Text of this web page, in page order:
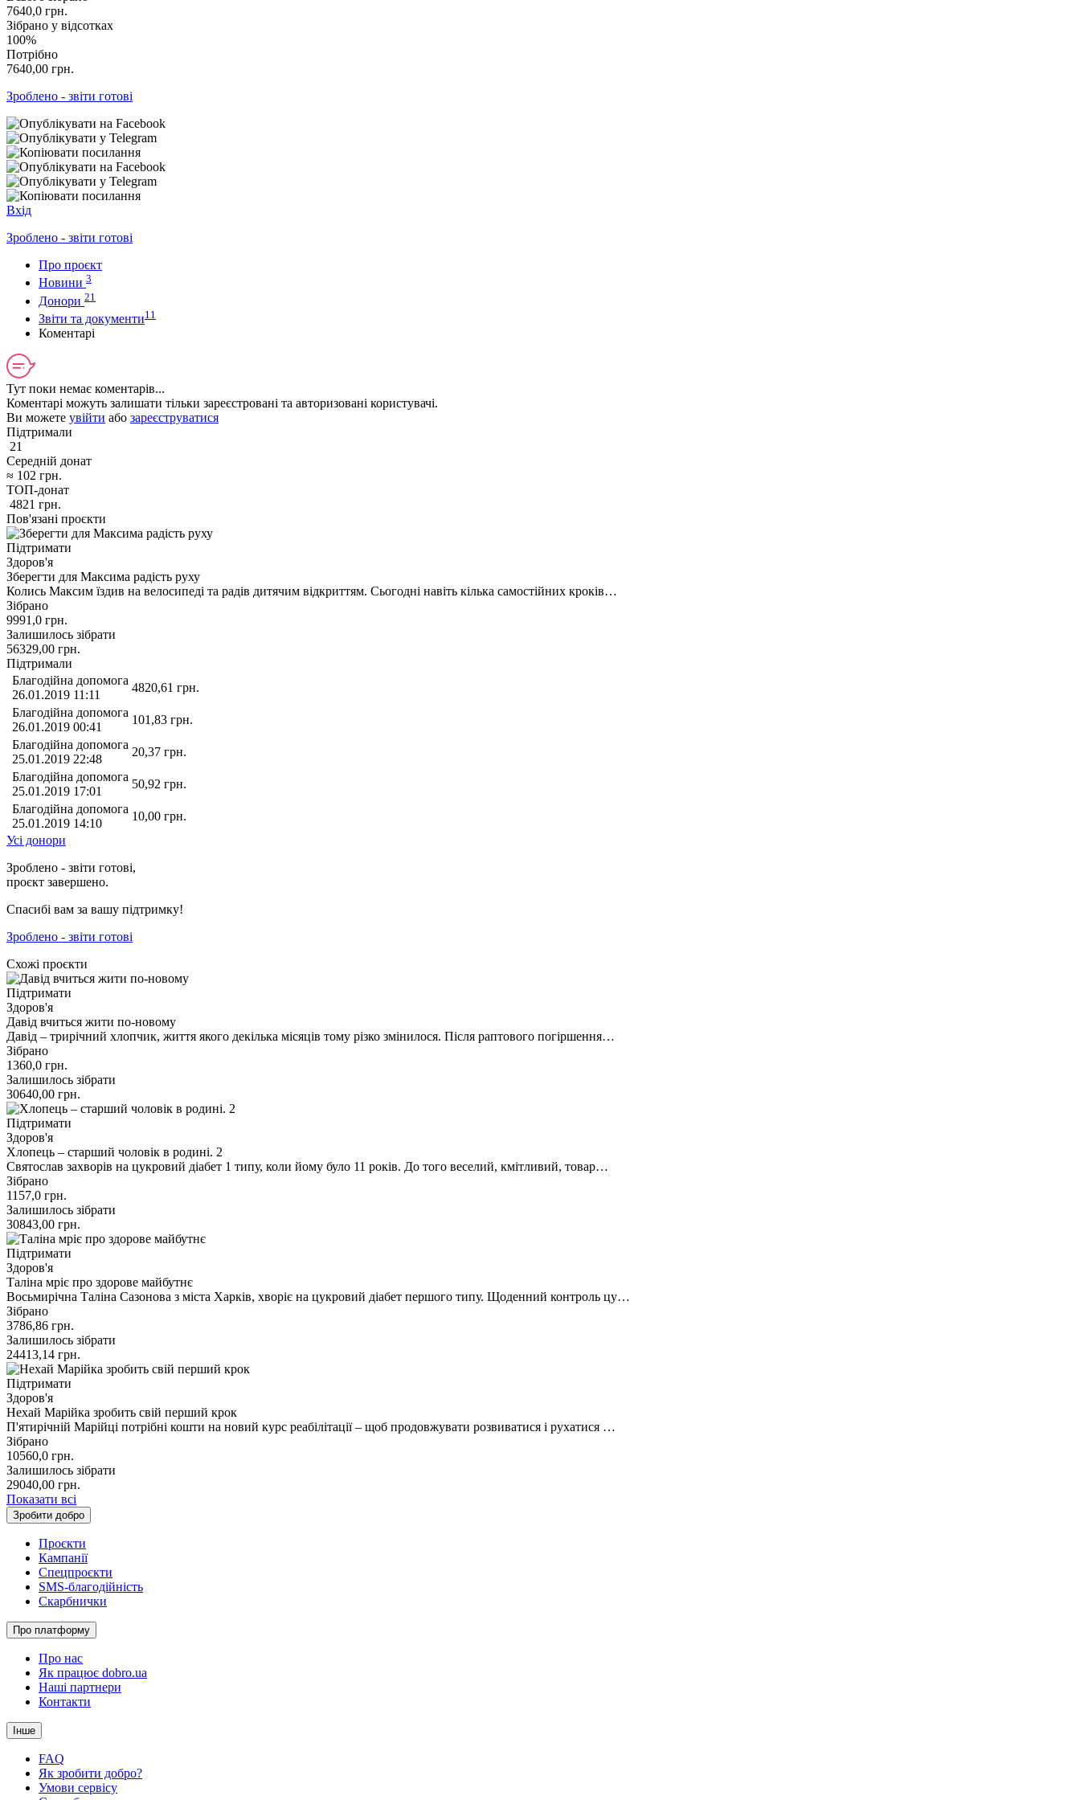
7640,0 грн.
Зібрано у відсотках
100%
Потрібно
7640,00 грн.
Зроблено - звіти готові
Вхід
Зроблено - звіти готові
Про проєкт
Новини 3
Донори 21
Звіти та документи11
Коментарі
Тут поки немає коментарів...
Коментарі можуть залишати тільки зареєстровані та авторизовані користувачі.
Ви можете увійти або зареєструватися
Підтримали
21
Середній донат
≈ 102 грн.
ТОП-донат
4821 грн.
Пов'язані проєкти
Підтримати
Здоров'я
Зберегти для Максима радість руху
Колись Максим їздив на велосипеді та радів дитячим відкриттям. Сьогодні навіть кілька самостійних кроків…
Зібрано
9991,0 грн.
Залишилось зібрати
56329,00 грн.
Підтримали
Благодійна допомога
26.01.2019 11:11
4820,61 грн.
Благодійна допомога
26.01.2019 00:41
101,83 грн.
Благодійна допомога
25.01.2019 22:48
20,37 грн.
Благодійна допомога
25.01.2019 17:01
50,92 грн.
Благодійна допомога
25.01.2019 14:10
10,00 грн.
Усі донори
Зроблено - звіти готові,
проєкт завершено.
Спасибі вам за вашу підтримку!
Зроблено - звіти готові
Схожі проєкти
Підтримати
Здоров'я
Давід вчиться жити по-новому
Давід – трирічний хлопчик, життя якого декілька місяців тому різко змінилося. Після раптового погіршення…
Зібрано
1360,0 грн.
Залишилось зібрати
30640,00 грн.
Підтримати
Здоров'я
Хлопець – старший чоловік в родині. 2
Святослав захворів на цукровий діабет 1 типу, коли йому було 11 років. До того веселий, кмітливий, товар…
Зібрано
1157,0 грн.
Залишилось зібрати
30843,00 грн.
Підтримати
Здоров'я
Таліна мріє про здорове майбутнє
Восьмирічна Таліна Сазонова з міста Харків, хворіє на цукровий діабет першого типу. Щоденний контроль цу…
Зібрано
3786,86 грн.
Залишилось зібрати
24413,14 грн.
Підтримати
Здоров'я
Нехай Марійка зробить свій перший крок
П'ятирічній Марійці потрібні кошти на новий курс реабілітації – щоб продовжувати розвиватися і рухатися …
Зібрано
10560,0 грн.
Залишилось зібрати
29040,00 грн.
Показати всі
Зробити добро
Проєкти
Кампанії
Спецпроєкти
SMS-благодійність
Скарбнички
Про платформу
Про нас
Як працює dobro.ua
Наші партнери
Контакти
Інше
FAQ
Як зробити добро?
Умови сервісу